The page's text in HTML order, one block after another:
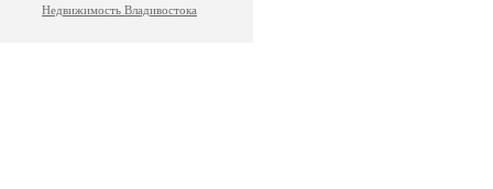
Недвижимость Владивостока